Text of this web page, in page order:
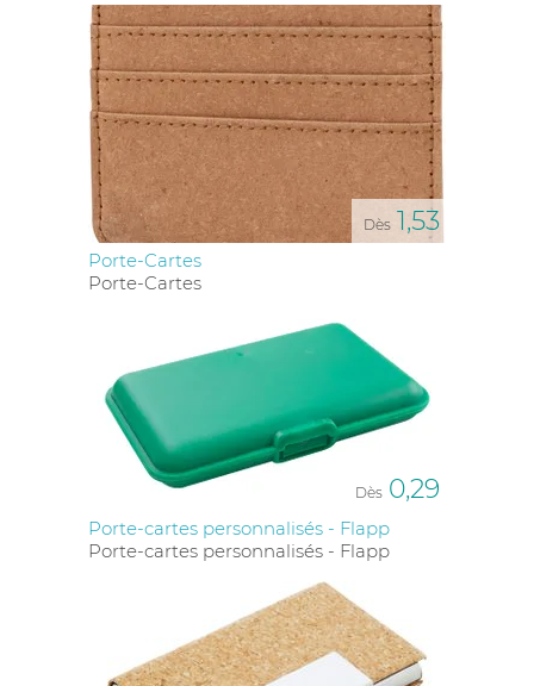
Dès 1,53
Porte-Cartes
Porte-Cartes
Dès 0,29
Porte-cartes personnalisés - Flapp
Porte-cartes personnalisés - Flapp